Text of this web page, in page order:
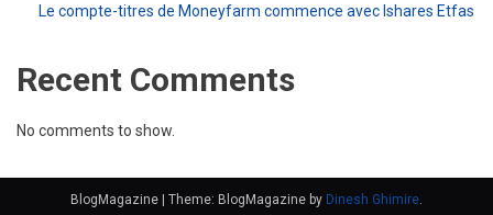
Le compte-titres de Moneyfarm commence avec Ishares Etfas
Recent Comments
No comments to show.
BlogMagazine | Theme: BlogMagazine by Dinesh Ghimire.